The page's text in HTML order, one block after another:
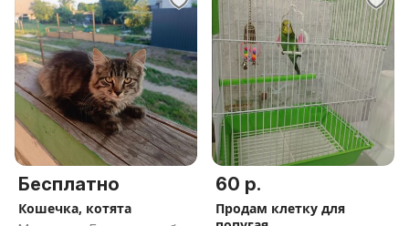
Бесплатно
Кошечка, котята
60 р.
Продам клетку для